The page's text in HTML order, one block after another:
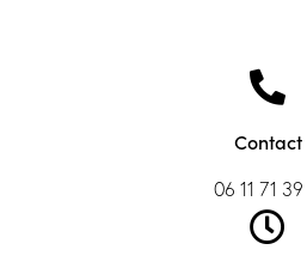
Contact
06 11 71 39